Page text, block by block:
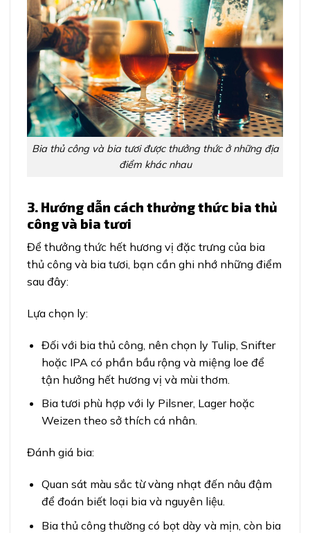
Bia thủ công và bia tươi được thưởng thức ở những địa
điểm khác nhau
3. Hướng dẫn cách thưởng thức bia thủ
công và bia tươi
Để thưởng thức hết hương vị đặc trưng của bia
thủ công và bia tươi, bạn cần ghi nhớ những điểm
sau đây:
Lựa chọn ly:
Đối với bia thủ công, nên chọn ly Tulip, Snifter
hoặc IPA có phần bầu rộng và miệng loe để
tận hưởng hết hương vị và mùi thơm.
Bia tươi phù hợp với ly Pilsner, Lager hoặc
Weizen theo sở thích cá nhân.
Đánh giá bia:
Quan sát màu sắc từ vàng nhạt đến nâu đậm
để đoán biết loại bia và nguyên liệu.
Bia thủ công thường có bọt dày và mịn, còn bia